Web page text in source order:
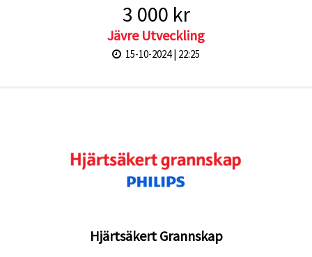
3 000 kr
Jävre Utveckling
15-10-2024 | 22:25
Hjärtsäkert Grannskap